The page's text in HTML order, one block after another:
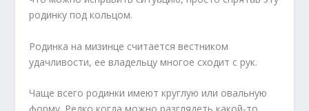
родинку под кольцом.
Родинка на мизинце считается вестником
удачливости, ее владельцу многое сходит с рук.
Чаще всего родинки имеют круглую или овальную